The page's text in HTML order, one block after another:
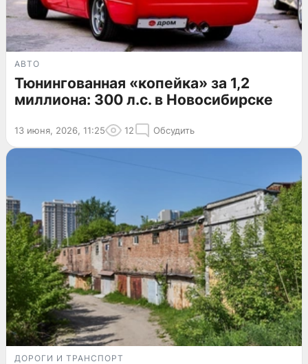
АВТО
Тюнингованная «копейка» за 1,2
миллиона: 300 л.с. в Новосибирске
13 июня, 2026, 11:25 12 Обсудить
ДОРОГИ И ТРАНСПОРТ